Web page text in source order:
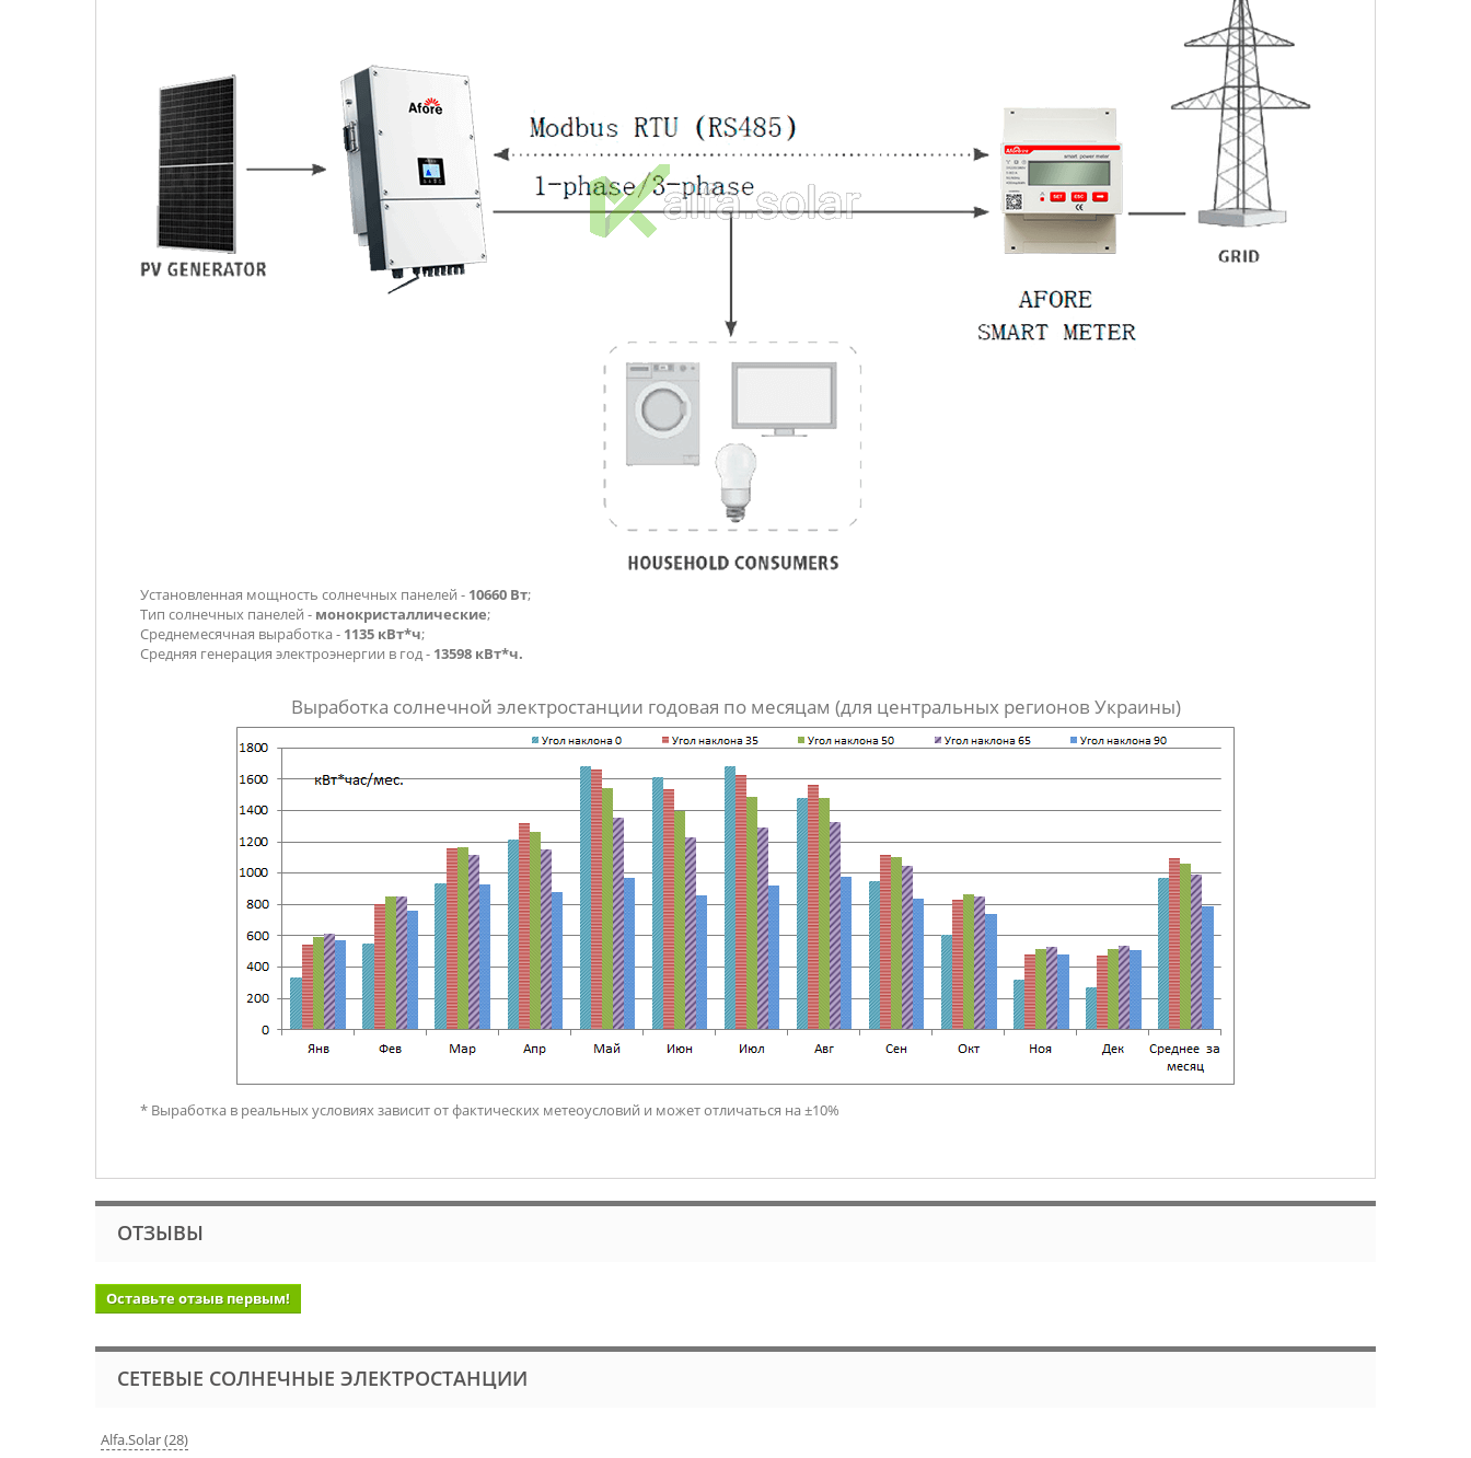
Установленная мощность солнечных панелей - 10660 Вт;
Тип солнечных панелей - монокристаллические;
Среднемесячная выработка - 1135 кВт*ч;
Средняя генерация электроэнергии в год - 13598 кВт*ч.
Выработка солнечной электростанции годовая по месяцам (для центральных регионов Украины)
* Выработка в реальных условиях зависит от фактических метеоусловий и может отличаться на ±10%
ОТЗЫВЫ
Оставьте отзыв первым!
СЕТЕВЫЕ СОЛНЕЧНЫЕ ЭЛЕКТРОСТАНЦИИ
Alfa.Solar (28)